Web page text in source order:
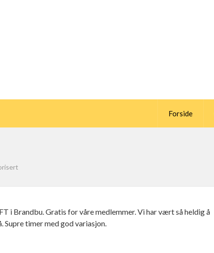
Forside
i Brandbu. Gratis for våre medlemmer. Vi har vært så heldig å
Supre timer med god variasjon.